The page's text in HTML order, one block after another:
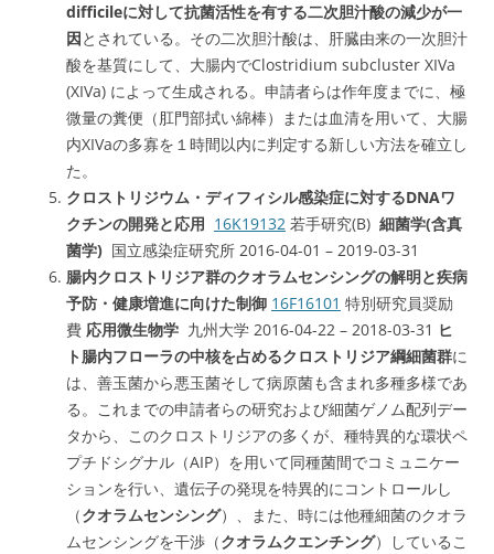
difficileに対して抗菌活性を有する二次胆汁酸の減少が一
因とされている。その二次胆汁酸は、肝臓由来の一次胆汁
酸を基質にして、大腸内でClostridium subcluster XIVa
(XIVa) によって生成される。申請者らは作年度までに、極
微量の糞便（肛門部拭い綿棒）または血清を用いて、大腸
内XIVaの多寡を１時間以内に判定する新しい方法を確立し
た。
クロストリジウム・ディフィシル感染症に対するDNAワ
クチンの開発と応用 16K19132 若手研究(B) 細菌学(含真
菌学) 国立感染症研究所 2016-04-01 – 2019-03-31
腸内クロストリジア群のクオラムセンシングの解明と疾病
予防・健康増進に向けた制御 16F16101 特別研究員奨励
費 応用微生物学 九州大学 2016-04-22 – 2018-03-31 ヒ
ト腸内フローラの中核を占めるクロストリジア綱細菌群に
は、善玉菌から悪玉菌そして病原菌も含まれ多種多様であ
る。これまでの申請者らの研究および細菌ゲノム配列デー
タから、このクロストリジアの多くが、種特異的な環状ペ
プチドシグナル（AIP）を用いて同種菌間でコミュニケー
ションを行い、遺伝子の発現を特異的にコントロールし
（クオラムセンシング）、また、時には他種細菌のクオラ
ムセンシングを干渉（クオラムクエンチング）しているこ